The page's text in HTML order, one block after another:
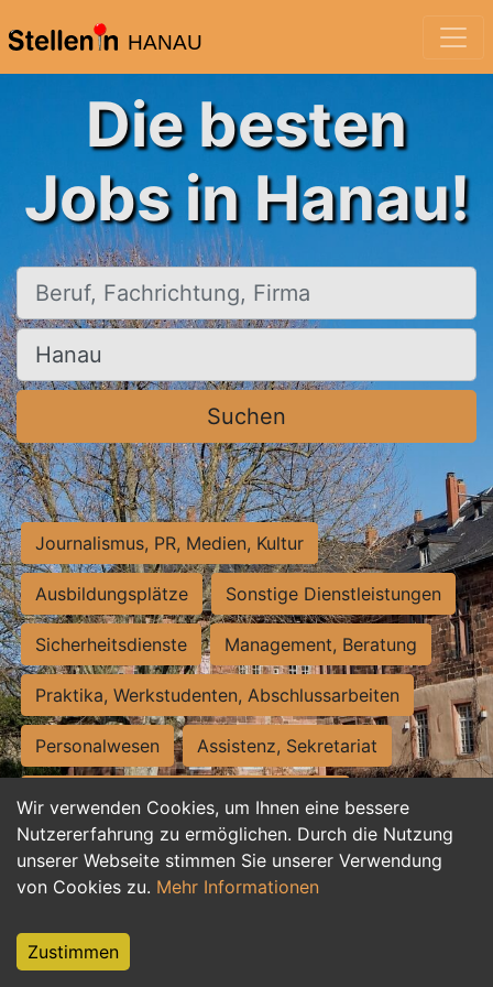
HANAU
Wir verwenden Cookies, um Ihnen eine bessere
Nutzererfahrung zu ermöglichen. Durch die Nutzung
unserer Webseite stimmen Sie unserer Verwendung
von Cookies zu. Mehr Informationen
Zustimmen
Die besten
Jobs in Hanau!
Beruf, Fachrichtung, Firma
Ort, Stadt
Suchen
Journalismus, PR, Medien, Kultur
Ausbildungsplätze Sonstige Dienstleistungen
Sicherheitsdienste Management, Beratung
Praktika, Werkstudenten, Abschlussarbeiten
Personalwesen Assistenz, Sekretariat
Hilfskräfte, Aushilfs- und Nebenjobs
Einkauf, Logistik, Materialwirtschaft
Weiterbildung, Studium, duale Ausbildung
Tourismus